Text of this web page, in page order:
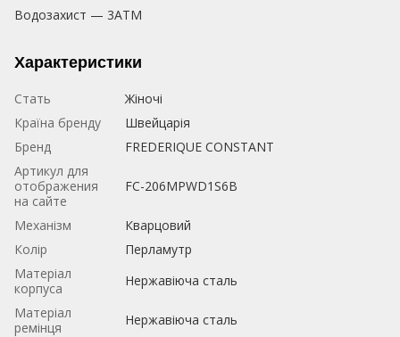
Водозахист — 3АТМ
Характеристики
Стать
Жіночі
Країна бренду
Швейцарія
Бренд
FREDERIQUE CONSTANT
Артикул для
отображения
на сайте
FC-206MPWD1S6B
Механізм
Кварцовий
Колір
Перламутр
Матеріал
корпуса
Нержавіюча сталь
Матеріал
ремінця
Нержавіюча сталь